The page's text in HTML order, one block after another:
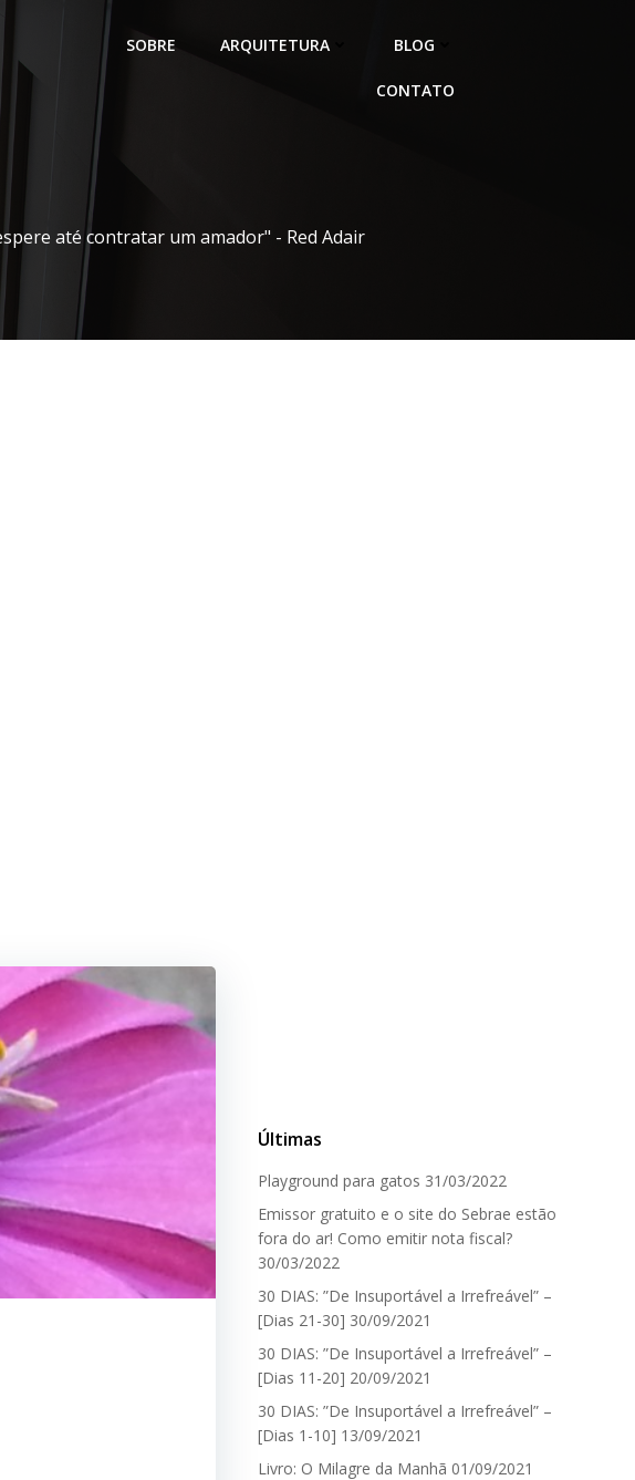
SOBRE ARQUITETURA BLOG
CONTATO
até contratar um amador" - Red Adair
Últimas
Playground para gatos 31/03/2022
Emissor gratuito e o site do Sebrae estão
fora do ar! Como emitir nota fiscal?
30/03/2022
30 DIAS: ”De Insuportável a Irrefreável” –
[Dias 21-30] 30/09/2021
30 DIAS: ”De Insuportável a Irrefreável” –
[Dias 11-20] 20/09/2021
30 DIAS: ”De Insuportável a Irrefreável” –
[Dias 1-10] 13/09/2021
Livro: O Milagre da Manhã 01/09/2021